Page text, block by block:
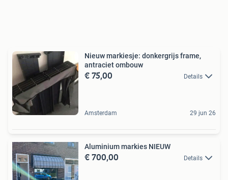
Nieuw markiesje: donkergrijs frame,
antraciet ombouw
€ 75,00 Details
Amsterdam 29 jun 26
Aluminium markies NIEUW
€ 700,00 Details